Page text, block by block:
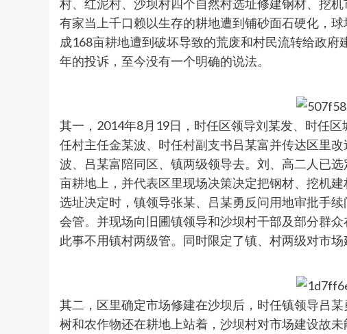
村、红泥村、沙坝村四个自然村选址修建钢材、挖
有家当上千口赖以生存的耕地遭到铺砂面石硬化，
成168亩耕地遭到破坏导致的荒废和村民流转给政
年的投诉，至今没有一个明确的说法。
其一，2014年8月19日，时任区领导刘某发、时任
任村主任金某波、时任村副支书吕某富并传达区里
波、吕某富陪同区、镇两级领导去。刘、高二人已
亩耕地上，并代表区里现场决策决定把钢材、挖机建
选址决定时，镇领导张某、吕某勇反问用地审批手
会管。并现场向旧圃镇领导和沙坝村干部及部分群
此事不用镇村两级管。同时限定了镇、村两级对市场
其二，区里确定市场修建在沙坝后，时任镇领导吕
树和农作物还在耕地上站着，沙坝村对市场建设故